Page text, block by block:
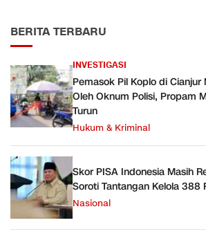
BERITA TERBARU
INVESTIGASI
Pemasok Pil Koplo di
Oleh Oknum Polisi, Propam
Turun
Hukum & Kriminal
Skor PISA Indonesia Masih
Soroti Tantangan Kelola 388
Nasional